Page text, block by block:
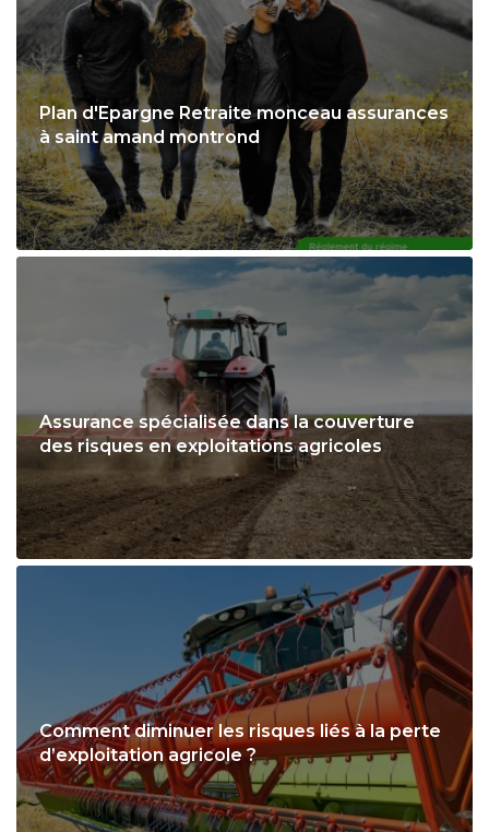
Plan d'Epargne Retraite monceau assurances
à saint amand montrond
Assurance spécialisée dans la couverture
des risques en exploitations agricoles
Comment diminuer les risques liés à la perte
d’exploitation agricole ?